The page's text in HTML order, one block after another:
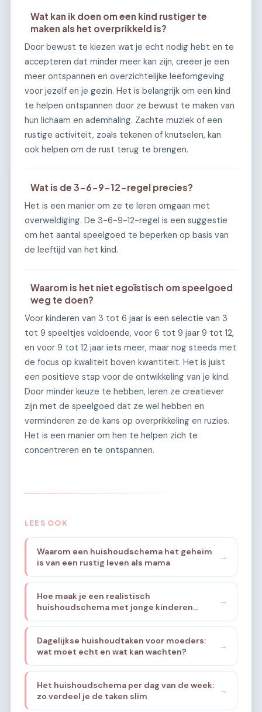
Wat kan ik doen om een kind rustiger te
maken als het overprikkeld is?
Door bewust te kiezen wat je echt nodig hebt en te
accepteren dat minder meer kan zijn, creëer je een
meer ontspannen en overzichtelijke leefomgeving
voor jezelf en je gezin. Het is belangrijk om een kind
te helpen ontspannen door ze bewust te maken van
hun lichaam en ademhaling. Zachte muziek of een
rustige activiteit, zoals tekenen of knutselen, kan
ook helpen om de rust terug te brengen.
Wat is de 3-6-9-12-regel precies?
Het is een manier om ze te leren omgaan met
overweldiging. De 3-6-9-12-regel is een suggestie
om het aantal speelgoed te beperken op basis van
de leeftijd van het kind.
Waarom is het niet egoïstisch om speelgoed
weg te doen?
Voor kinderen van 3 tot 6 jaar is een selectie van 3
tot 9 speeltjes voldoende, voor 6 tot 9 jaar 9 tot 12,
en voor 9 tot 12 jaar iets meer, maar nog steeds met
de focus op kwaliteit boven kwantiteit. Het is juist
een positieve stap voor de ontwikkeling van je kind.
Door minder keuze te hebben, leren ze creatiever
zijn met de speelgoed dat ze wel hebben en
verminderen ze de kans op overprikkeling en ruzies.
Het is een manier om hen te helpen zich te
concentreren en te ontspannen.
LEES OOK
Waarom een huishoudschema het geheim
is van een rustig leven als mama
→
Hoe maak je een realistisch
huishoudschema met jonge kinderen
thuis?
→
Dagelijkse huishoudtaken voor moeders:
wat moet echt en wat kan wachten?
→
Het huishoudschema per dag van de week:
zo verdeel je de taken slim
→